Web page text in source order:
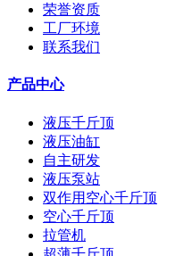
荣誉资质
工厂环境
联系我们
产品中心
液压千斤顶
液压油缸
自主研发
液压泵站
双作用空心千斤顶
空心千斤顶
拉管机